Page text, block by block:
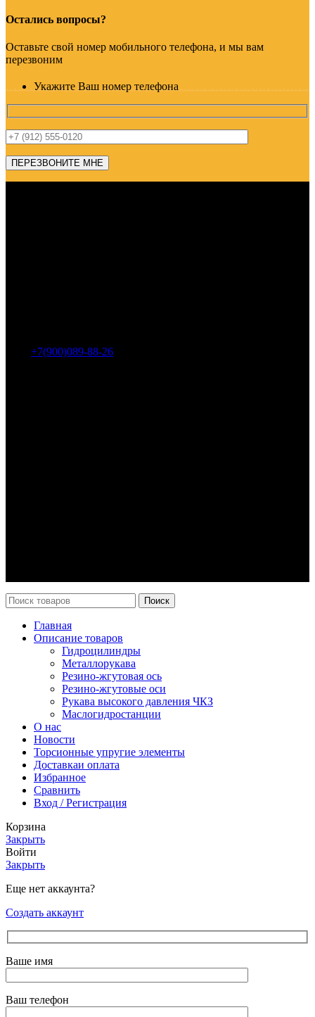
Остались вопросы?
Оставьте свой номер мобильного телефона, и мы вам
перезвоним
Укажите Ваш номер телефона
+7(900)089-88-26
Поиск
Главная
Описание товаров
Гидроцилиндры
Металлорукава
Резино-жгутовая ось
Резино-жгутовые оси
Рукава высокого давления ЧКЗ
Маслогидростанции
О нас
Новости
Торсионные упругие элементы
Доставкаи оплата
Избранное
Сравнить
Вход / Регистрация
Корзина
Закрыть
Войти
Закрыть
Еще нет аккаунта?
Создать аккаунт
Ваше имя
Ваш телефон